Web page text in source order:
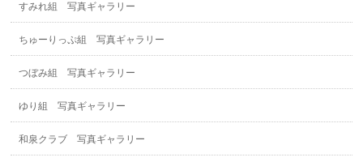
すみれ組 写真ギャラリー
ちゅーりっぷ組 写真ギャラリー
つぼみ組 写真ギャラリー
ゆり組 写真ギャラリー
和泉クラブ 写真ギャラリー